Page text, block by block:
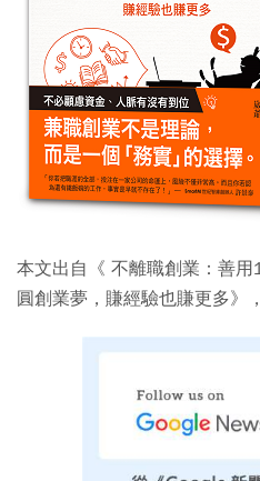
本文出自《 不離職創業：善
圓創業夢，賺經驗也賺更多》